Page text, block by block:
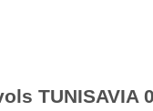
TUNISAVIA